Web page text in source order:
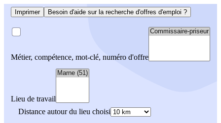
Imprimer Besoin d'aide sur la recherche d'offres d'emploi ?
Métier, compétence, mot-clé, numéro d'offre
Lieu de travail
Distance autour du lieu choisi